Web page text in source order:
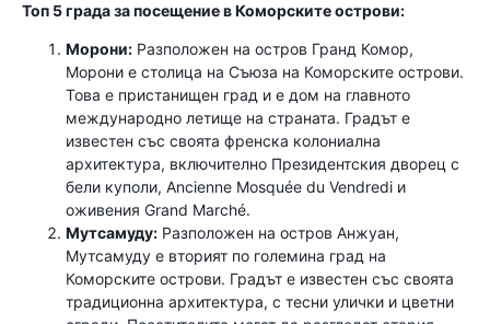
Топ 5 града за посещение в Коморските острови:
Морони: Разположен на остров Гранд Комор,
Морони е столица на Съюза на Коморските острови.
Това е пристанищен град и е дом на главното
международно летище на страната. Градът е
известен със своята френска колониална
архитектура, включително Президентския дворец с
бели куполи, Ancienne Mosquée du Vendredi и
оживения Grand Marché.
Мутсамуду: Разположен на остров Анжуан,
Мутсамуду е вторият по големина град на
Коморските острови. Градът е известен със своята
традиционна архитектура, с тесни улички и цветни